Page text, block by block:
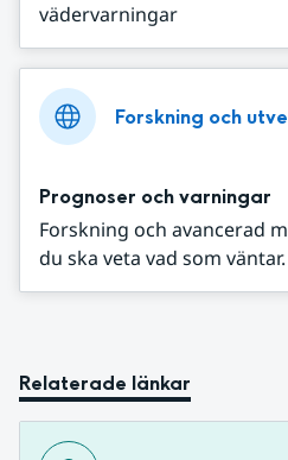
vädervarningar
Forskning och
Prognoser och varningar
Forskning och avancerad
du ska veta vad som väntar.
Relaterade länkar